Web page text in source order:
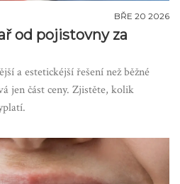
BŘE 20 2026
od pojistovny za
a estetickéjší řešení než běžné
jen část ceny. Zjistěte, kolik